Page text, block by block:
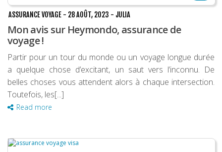
ASSURANCE VOYAGE - 28 AOÛT, 2023 - JULIA
Mon avis sur Heymondo, assurance de
voyage !
Partir pour un tour du monde ou un voyage longue durée
a quelque chose d’excitant, un saut vers l’inconnu. De
belles choses vous attendent alors à chaque intersection.
Toutefois, les[...]
Read more